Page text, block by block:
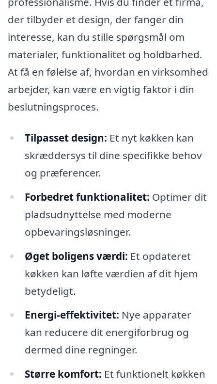
der tilbyder et design, der fanger din
interesse, kan du stille spørgsmål om
materialer, funktionalitet og holdbarhed.
At få en følelse af, hvordan en virksomhed
arbejder, kan være en vigtig faktor i din
beslutningsproces.
Tilpasset design: Et nyt køkken kan
skræddersys til dine specifikke behov
og præferencer.
Forbedret funktionalitet: Optimer dit
pladsudnyttelse med moderne
opbevaringsløsninger.
Øget boligens værdi: Et opdateret
køkken kan løfte værdien af dit hjem
betydeligt.
Energi-effektivitet: Nye apparater
kan reducere dit energiforbrug og
dermed dine regninger.
Større komfort: Et funktionelt køkken